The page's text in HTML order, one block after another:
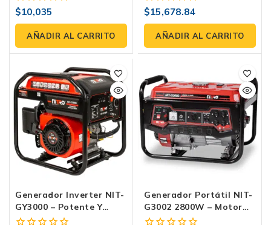
Eficiencia Y Portabilidad
En Energía Eco-
Amigable Silencioso
0
fuera
5
$10,035
AÑADIR AL CARRITO
Industrial Y Doméstico
0
fuera
5
$15,678.84
AÑADIR AL CARRITO
Generador Inverter NIT-
GY3000 – Potente Y
Eficiente Con 3000W
Generador Portátil NIT-
G3002 2800W – Motor
196cc, Gasolina 4